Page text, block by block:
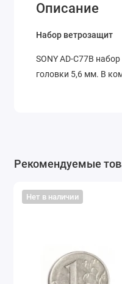
Описание
Набор ветрозащит
SONY AD-C77B
головки 5,6 мм. В
Рекомендуемые
Нет в наличии